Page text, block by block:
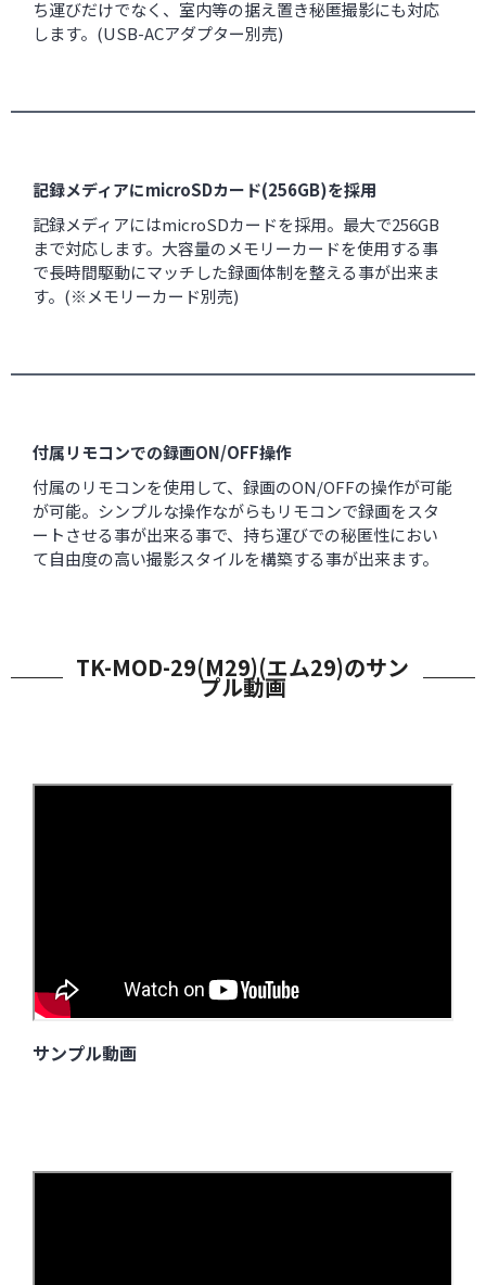
ち運びだけでなく、室内等の据え置き秘匿撮影にも対応
します。(USB-ACアダプター別売)
記録メディアにmicroSDカード(256GB)を採用
記録メディアにはmicroSDカードを採用。最大で256GB
まで対応します。大容量のメモリーカードを使用する事
で長時間駆動にマッチした録画体制を整える事が出来ま
す。(※メモリーカード別売)
付属リモコンでの録画ON/OFF操作
付属のリモコンを使用して、録画のON/OFFの操作が可能
が可能。シンプルな操作ながらもリモコンで録画をスタ
ートさせる事が出来る事で、持ち運びでの秘匿性におい
て自由度の高い撮影スタイルを構築する事が出来ます。
TK-MOD-29(M29)(エム29)のサン
プル動画
サンプル動画